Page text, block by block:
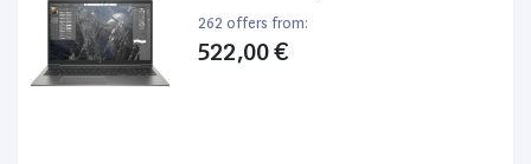
262 offers from:
522,00 €